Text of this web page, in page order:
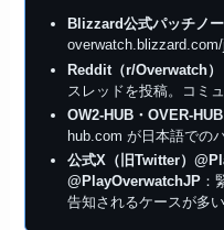
Blizzard公式パッチノー
Reddit（r/Overwatch）
スレッドを投稿。コミ
OW2-HUB・OVER-HUB
hub.com が日本語での
公式X（旧Twitter）
@PlayOverwatchJP ：
告知されるケースが多い